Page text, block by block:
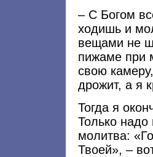
– С Богом
ходишь и
вещами не
пижаме при
свою
дрожит, а я
Тогда я
Только надо
молитва:
Твоей», –